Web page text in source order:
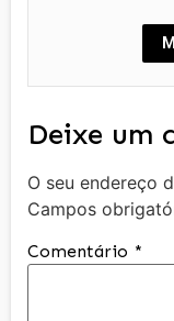
Deixe um
O seu endereço
Campos
Comentário *